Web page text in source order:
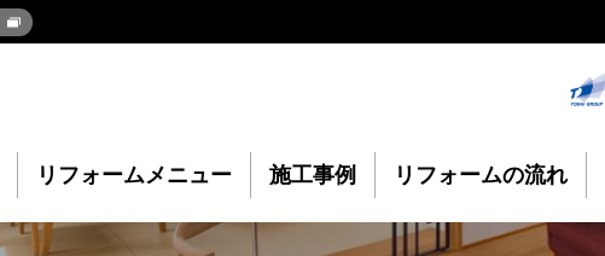
リフォームメニュー 施工事例 リフォームの流れ